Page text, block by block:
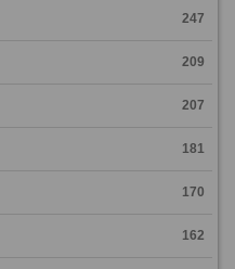
247
209
207
181
170
162